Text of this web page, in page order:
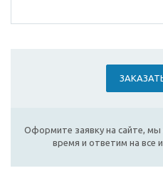
Оформите заявку на сайте,
время и ответим на все